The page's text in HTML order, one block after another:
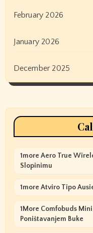
February 2026
January 2026
December 2025
1more Aero True
Slopinimu
1more Atviro Tipo
1More Comfobuds
Poništavanjem Buke